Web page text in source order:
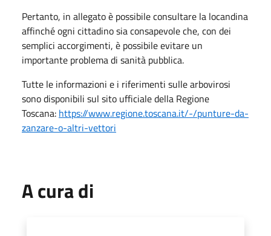
Pertanto, in allegato è possibile consultare la locandina
affinché ogni cittadino sia consapevole che, con dei
semplici accorgimenti, è possibile evitare un
importante problema di sanità pubblica.
Tutte le informazioni e i riferimenti sulle arbovirosi
sono disponibili sul sito ufficiale della Regione
Toscana: https://www.regione.toscana.it/-/punture-da-
zanzare-o-altri-vettori
A cura di